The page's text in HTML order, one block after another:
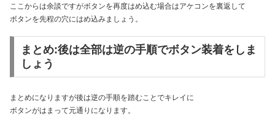
ここからは余談ですがボタンを再度はめ込む場合はアケコンを裏返して
ボタンを先程の穴にはめ込みましょう。
まとめ:後は全部は逆の手順でボタン装着をしま
しょう
まとめになりますが後は逆の手順を踏むことでキレイに
ボタンがはまって元通りになります。